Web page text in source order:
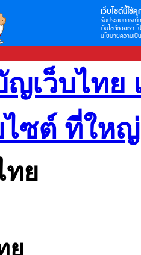
เว็บไซต์นี้ใช้คุ
รับประสบการณ์
เว็บไซต์ของเรา
นโยบายความเป็
เว็บไทย
ไซต์ ที่ให
ทย
ย